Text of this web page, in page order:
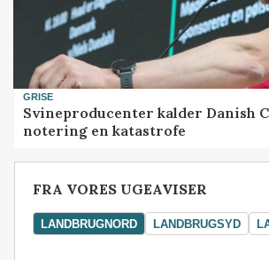
GRISE
Svineproducenter kalder Danish
notering en katastrofe
FRA VORES UGEAVISER
LANDBRUGNORD LANDBRUGSYD